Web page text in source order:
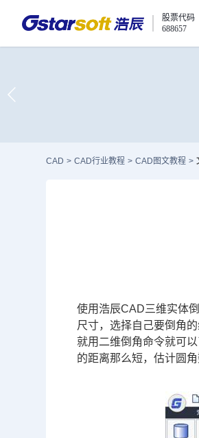
股票代码
688657
CAD > CAD行业教程 > CAD图文教程 >
使用浩辰CAD三维实体
尺寸，选择自己要倒角
就用二维倒角命令就可
的距离那么短，估计圆